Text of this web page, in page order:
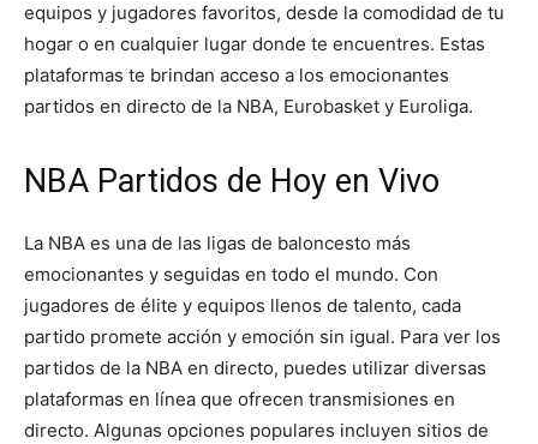
equipos y jugadores favoritos, desde la comodidad de tu
hogar o en cualquier lugar donde te encuentres. Estas
plataformas te brindan acceso a los emocionantes
partidos en directo de la NBA, Eurobasket y Euroliga.
NBA Partidos de Hoy en Vivo
La NBA es una de las ligas de baloncesto más
emocionantes y seguidas en todo el mundo. Con
jugadores de élite y equipos llenos de talento, cada
partido promete acción y emoción sin igual. Para ver los
partidos de la NBA en directo, puedes utilizar diversas
plataformas en línea que ofrecen transmisiones en
directo. Algunas opciones populares incluyen sitios de